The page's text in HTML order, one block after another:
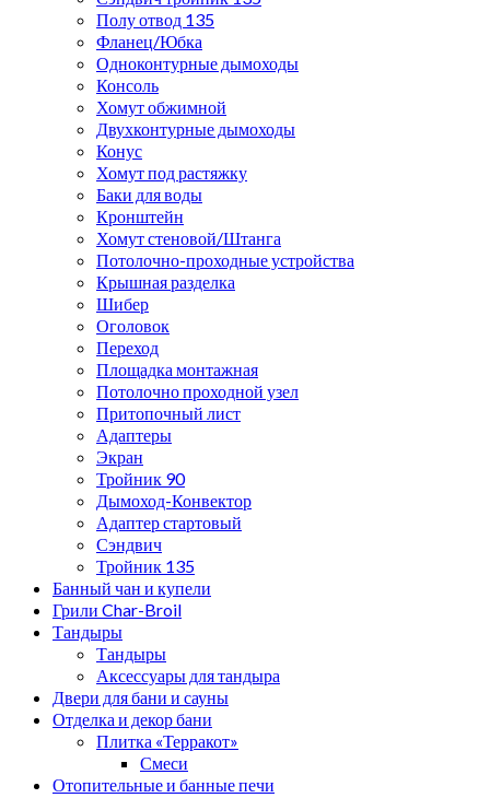
Полу отвод 135
Фланец/Юбка
Одноконтурные дымоходы
Консоль
Хомут обжимной
Двухконтурные дымоходы
Конус
Хомут под растяжку
Баки для воды
Кронштейн
Хомут стеновой/Штанга
Потолочно-проходные устройства
Крышная разделка
Шибер
Оголовок
Переход
Площадка монтажная
Потолочно проходной узел
Притопочный лист
Адаптеры
Экран
Тройник 90
Дымоход-Конвектор
Адаптер стартовый
Сэндвич
Тройник 135
Банный чан и купели
Грили Char-Broil
Тандыры
Тандыры
Аксессуары для тандыра
Двери для бани и сауны
Отделка и декор бани
Плитка «Терракот»
Смеси
Отопительные и банные печи